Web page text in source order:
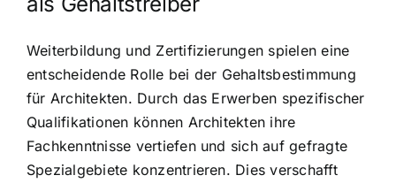
Weiterbildung und Zertifizierungen spielen eine
entscheidende Rolle bei der Gehaltsbestimmung
für Architekten. Durch das Erwerben spezifischer
Qualifikationen können Architekten ihre
Fachkenntnisse vertiefen und sich auf gefragte
Spezialgebiete konzentrieren. Dies verschafft